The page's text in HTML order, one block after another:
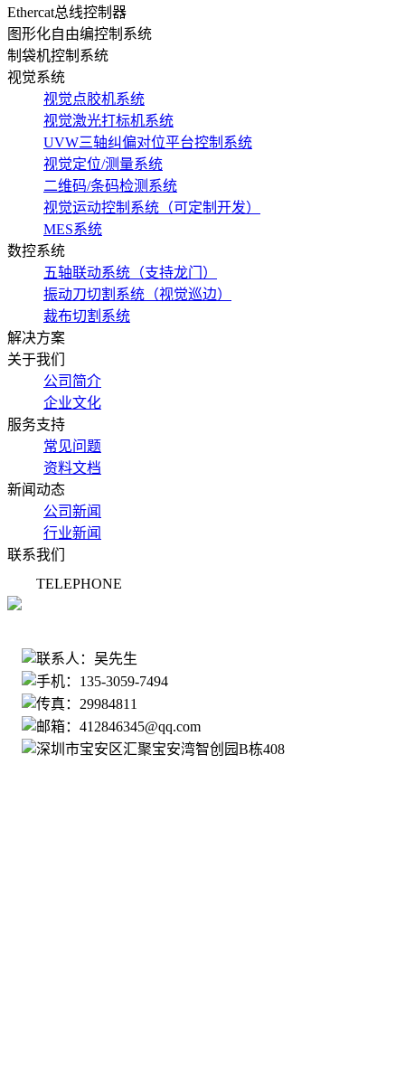
Ethercat总线控制器
图形化自由编控制系统
制袋机控制系统
视觉系统
视觉点胶机系统
视觉激光打标机系统
UVW三轴纠偏对位平台控制系统
视觉定位/测量系统
二维码/条码检测系统
视觉运动控制系统（可定制开发）
MES系统
数控系统
五轴联动系统（支持龙门）
振动刀切割系统（视觉巡边）
裁布切割系统
解决方案
关于我们
公司简介
企业文化
服务支持
常见问题
资料文档
新闻动态
公司新闻
行业新闻
联系我们
TELEPHONE
联系人：吴先生
手机：135-3059-7494
传真：29984811
邮箱：412846345@qq.com
深圳市宝安区汇聚宝安湾智创园B栋408